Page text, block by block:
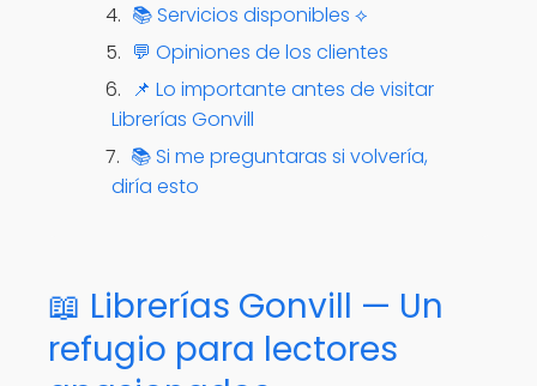
📚 Servicios disponibles ⟡
💬 Opiniones de los clientes
📌 Lo importante antes de visitar
Librerías Gonvill
📚 Si me preguntaras si volvería,
diría esto
📖 Librerías Gonvill — Un
refugio para lectores